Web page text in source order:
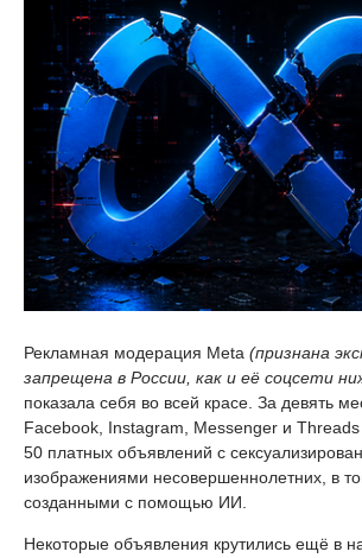
Рекламная модерация Meta (признана
запрещена в России, как и её соцсети
показала себя во всей красе. За девять
Facebook, Instagram, Messenger и
50 платных объявлений с
изображениями несовершеннолетних, в
созданными с помощью ИИ.
Некоторые объявления крутились ещё в